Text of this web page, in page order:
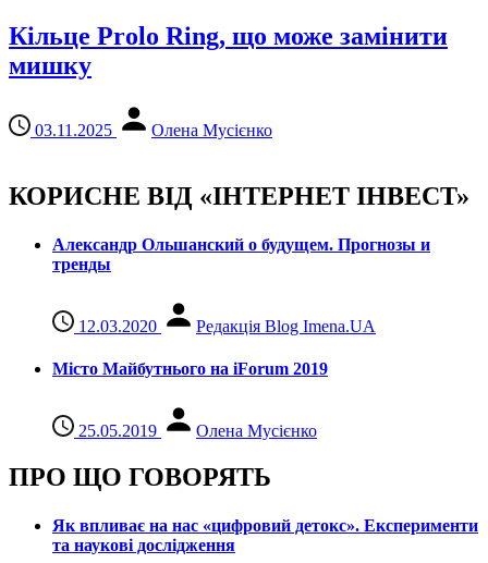
Кільце Prolo Ring, що може замінити
мишку
03.11.2025 Олена Мусієнко
КОРИСНЕ ВІД «ІНТЕРНЕТ ІНВЕСТ»
Александр Ольшанский о будущем. Прогнозы и
тренды
12.03.2020 Редакція Blog Imena.UA
Місто Майбутнього на iForum 2019
25.05.2019 Олена Мусієнко
ПРО ЩО ГОВОРЯТЬ
Як впливає на нас «цифровий детокс». Експерименти
та наукові дослідження